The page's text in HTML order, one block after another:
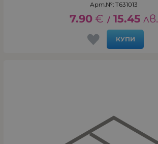
Арт.№: T631013
7.90 € / 15.45 лв.
КУПИ